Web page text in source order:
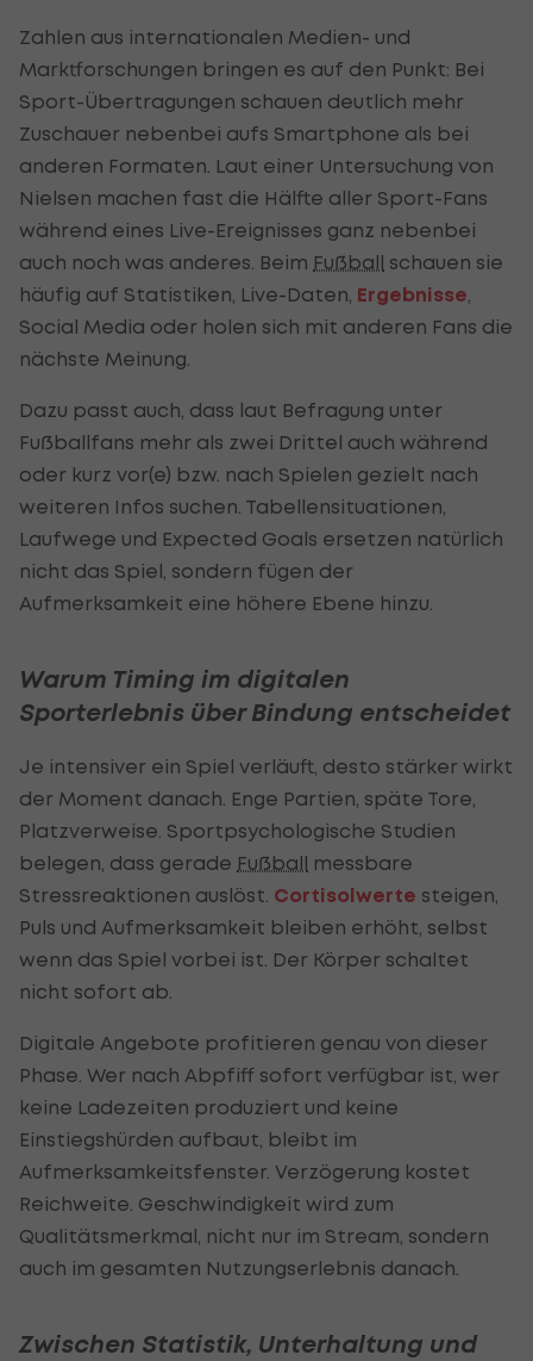
Zahlen aus internationalen Medien- und
Marktforschungen bringen es auf den Punkt: Bei
Sport-Übertragungen schauen deutlich mehr
Zuschauer nebenbei aufs Smartphone als bei
anderen Formaten. Laut einer Untersuchung von
Nielsen machen fast die Hälfte aller Sport-Fans
während eines Live-Ereignisses ganz nebenbei
auch noch was anderes. Beim Fußball schauen sie
häufig auf Statistiken, Live-Daten, Ergebnisse
Social Media oder holen sich mit anderen Fans die
nächste Meinung.
Dazu passt auch, dass laut Befragung unter
Fußballfans mehr als zwei Drittel auch während
oder kurz vor(e) bzw. nach Spielen gezielt nach
weiteren Infos suchen. Tabellensituationen,
Laufwege und Expected Goals ersetzen natürlich
nicht das Spiel, sondern fügen der
Aufmerksamkeit eine höhere Ebene hinzu.
Warum Timing im digitalen
Sporterlebnis über Bindung entscheidet
Je intensiver ein Spiel verläuft, desto stärker wirkt
der Moment danach. Enge Partien, späte Tore,
Platzverweise. Sportpsychologische Studien
belegen, dass gerade Fußball messbare
Stressreaktionen auslöst. Cortisolwerte steigen,
Puls und Aufmerksamkeit bleiben erhöht, selbst
wenn das Spiel vorbei ist. Der Körper schaltet
nicht sofort ab.
Digitale Angebote profitieren genau von dieser
Phase. Wer nach Abpfiff sofort verfügbar ist, wer
keine Ladezeiten produziert und keine
Einstiegshürden aufbaut, bleibt im
Aufmerksamkeitsfenster. Verzögerung kostet
Reichweite. Geschwindigkeit wird zum
Qualitätsmerkmal, nicht nur im Stream, sondern
auch im gesamten Nutzungserlebnis danach.
Zwischen Statistik, Unterhaltung und